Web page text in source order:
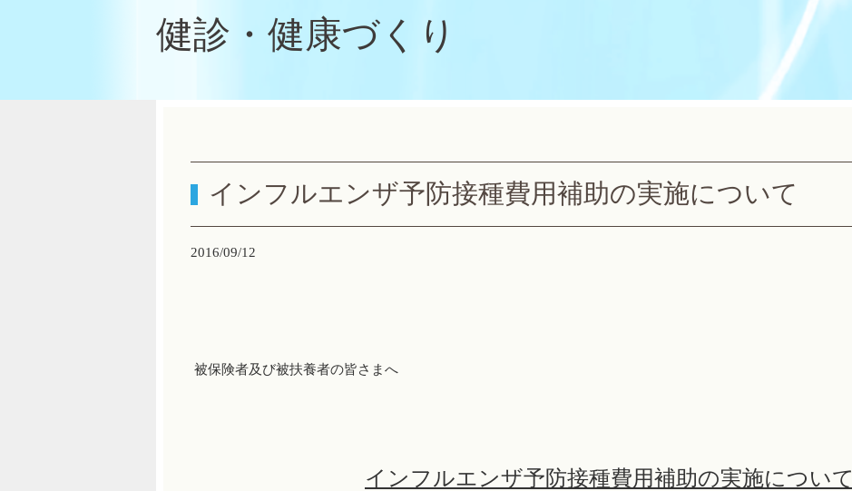
健診・健康づくり
インフルエンザ予防接種費用補助の実施について
2016/09/12
被保険者及び被扶養者の皆さまへ
インフルエンザ予防接種費用補助の実施について